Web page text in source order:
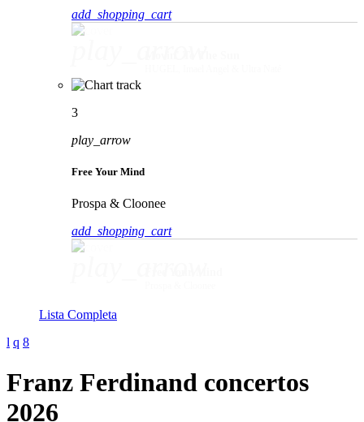
add_shopping_cart
3
play_arrow
Free Your Mind
Prospa & Cloonee
add_shopping_cart
Lista Completa
Franz Ferdinand concertos
2026